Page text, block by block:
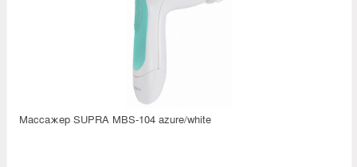
Массажер SUPRA MBS-104 azure/white